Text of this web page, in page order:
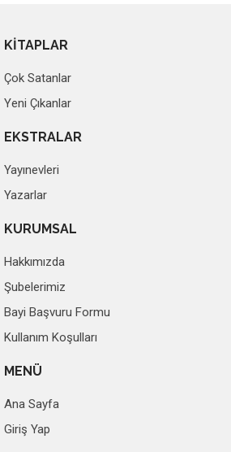
KİTAPLAR
Çok Satanlar
Yeni Çıkanlar
EKSTRALAR
Yayınevleri
Yazarlar
KURUMSAL
Hakkımızda
Şubelerimiz
Bayi Başvuru Formu
Kullanım Koşulları
MENÜ
Ana Sayfa
Giriş Yap